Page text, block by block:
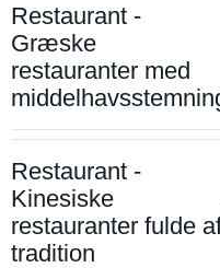
Restaurant -
Græske
restauranter med
Restaurant -
Kinesiske
restauranter fulde
tradition